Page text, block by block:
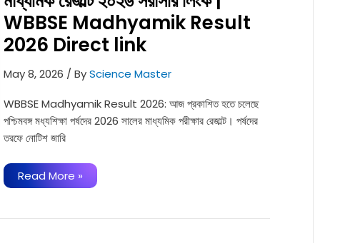
Scrutiny
Review
Process
WBBSE Madhyamik Result
2026 Direct link
May 8, 2026 / ByScience Master
WBBSE Madhyamik Result 2026: আজ প্রকাশিত হতে চলেছে
পশ্চিমবঙ্গ মধ্যশিক্ষা পর্ষদের 2026 সালের মাধ্যমিক পরীক্ষার রেজাল্ট। পর্ষদের
তরফে নোটিশ জারি
মাধ্যমিক
রেজাল্ট
লিংক
Read More »